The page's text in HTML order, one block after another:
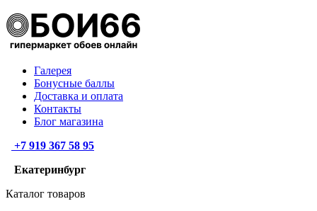
Галерея
Бонусные баллы
Доставка и оплата
Контакты
Блог магазина
+7 919 367 58 95
Екатеринбург
Каталог товаров